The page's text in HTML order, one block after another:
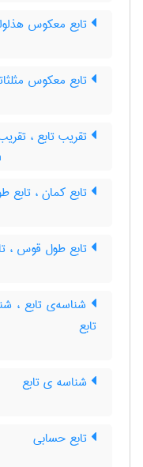
تابع معکوس
تابع معکوس
تقریب تابع ،
تابع کمان ، تابع
تابع طول قوس ،
شناسه‌ی تابع ،
تابع
شناسه ی تابع
تابع حسابی